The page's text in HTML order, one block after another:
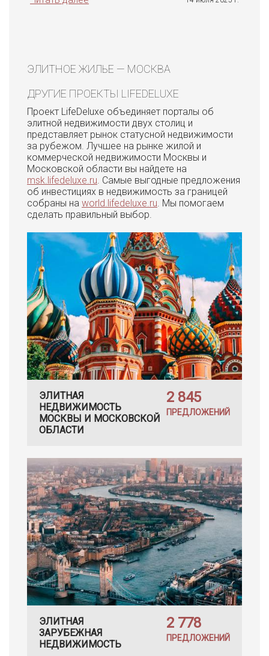
ЭЛИТНОЕ ЖИЛЬЕ — МОСКВА
ДРУГИЕ ПРОЕКТЫ LIFEDELUXE
Проект LifeDeluxe объединяет порталы об
элитной недвижимости двух столиц и
представляет рынок статусной недвижимости
за рубежом. Лучшее на рынке жилой и
коммерческой недвижимости Москвы и
Московской области вы найдете на
msk.lifedeluxe.ru. Самые выгодные предложения
об инвестициях в недвижимость за границей
собраны на world.lifedeluxe.ru. Мы помогаем
сделать правильный выбор.
ЭЛИТНАЯ
НЕДВИЖИМОСТЬ
МОСКВЫ И МОСКОВСКОЙ
ОБЛАСТИ
2 845
ПРЕДЛОЖЕНИЙ
ЭЛИТНАЯ
ЗАРУБЕЖНАЯ
НЕДВИЖИМОСТЬ
2 778
ПРЕДЛОЖЕНИЙ